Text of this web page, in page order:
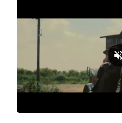
29.27%